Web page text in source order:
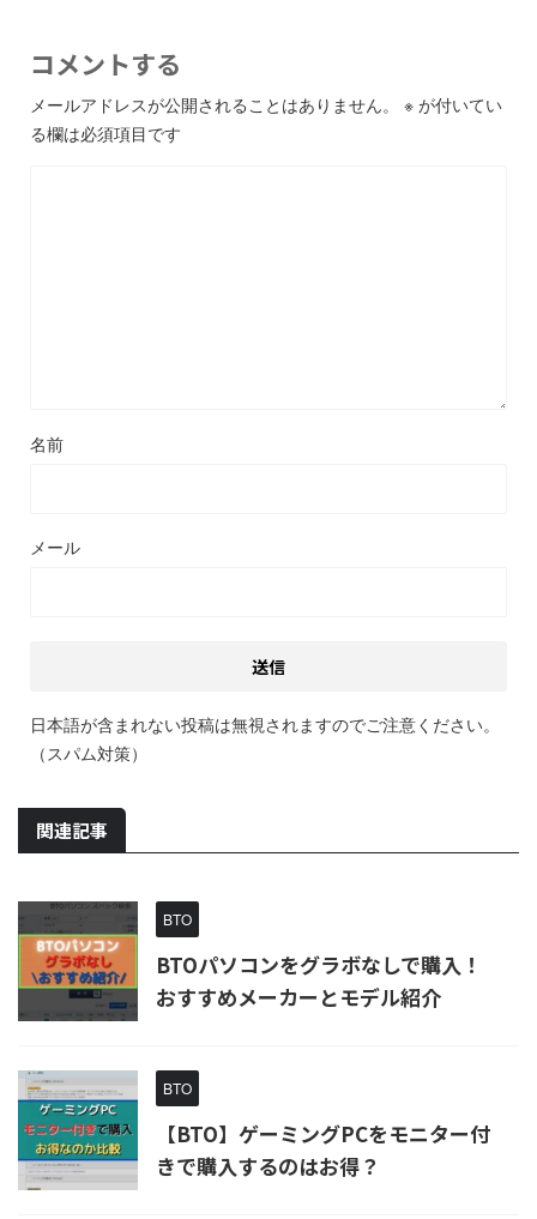
コメントする
メールアドレスが公開されることはありません。 ※ が付いてい
る欄は必須項目です
名前
メール
日本語が含まれない投稿は無視されますのでご注意ください。
（スパム対策）
関連記事
BTO
BTOパソコンをグラボなしで購入！
おすすめメーカーとモデル紹介
BTO
【BTO】ゲーミングPCをモニター付
きで購入するのはお得？